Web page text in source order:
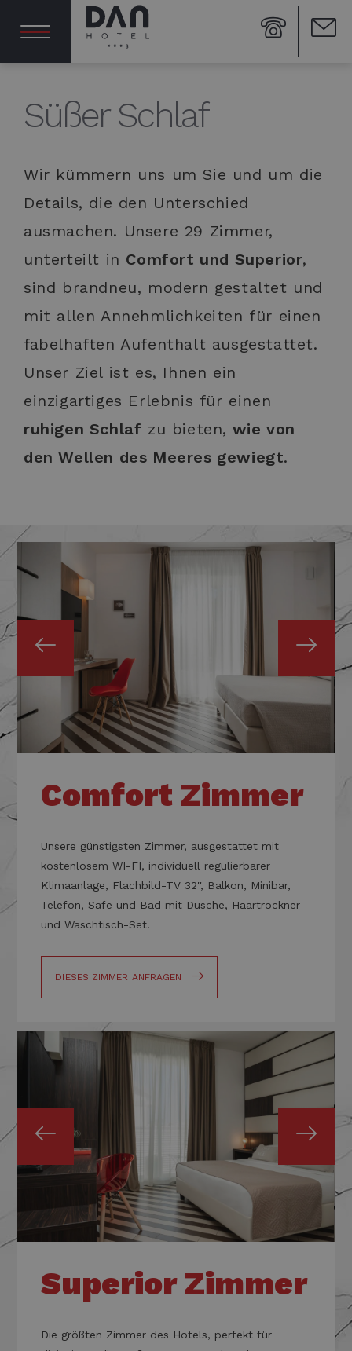
Süßer Schlaf
Wir kümmern uns um Sie und um die
Details, die den Unterschied
ausmachen. Unsere 29 Zimmer,
unterteilt in Comfort und Superior,
sind brandneu, modern gestaltet und
mit allen Annehmlichkeiten für einen
fabelhaften Aufenthalt ausgestattet.
Unser Ziel ist es, Ihnen ein
einzigartiges Erlebnis für einen
ruhigen Schlaf zu bieten, wie von
den Wellen des Meeres gewiegt.
Comfort Zimmer
Unsere günstigsten Zimmer, ausgestattet mit
kostenlosem WI-FI, individuell regulierbarer
Klimaanlage, Flachbild-TV 32'', Balkon, Minibar,
Telefon, Safe und Bad mit Dusche, Haartrockner
und Waschtisch-Set.
DIESES ZIMMER ANFRAGEN
Superior Zimmer
Die größten Zimmer des Hotels, perfekt für